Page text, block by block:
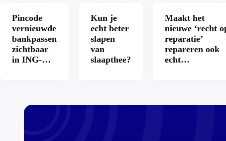
Pincode
vernieuwde
bankpassen
zichtbaar
in ING-
Kun je
echt beter
slapen
van
slaapthee?
Maakt het
nieuwe ‘recht
reparatie’
repareren ook
echt